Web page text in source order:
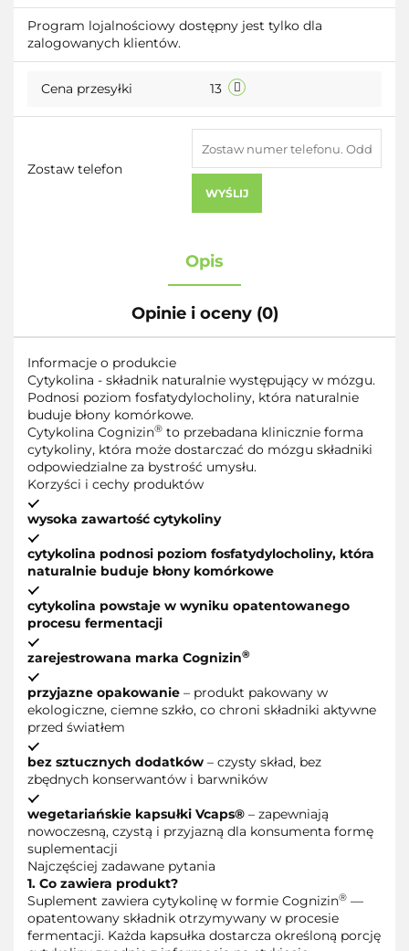
Do
Program lojalnościowy dostępny jest tylko dla
zalogowanych klientów.
Cena przesyłki 13
Zostaw telefon
WYŚLIJ
Opis
Opinie i oceny (0)
Informacje o produkcie
Cytykolina - składnik naturalnie występujący w mózgu.
Podnosi poziom fosfatydylocholiny, która naturalnie
buduje błony komórkowe.
Cytykolina Cognizin® to przebadana klinicznie forma
cytykoliny, która może dostarczać do mózgu składniki
odpowiedzialne za bystrość umysłu.
Korzyści i cechy produktów
wysoka zawartość cytykoliny
cytykolina podnosi poziom fosfatydylocholiny, która
naturalnie buduje błony komórkowe
cytykolina powstaje w wyniku opatentowanego
procesu fermentacji
zarejestrowana marka Cognizin®
przyjazne opakowanie – produkt pakowany w
ekologiczne, ciemne szkło, co chroni składniki aktywne
przed światłem
bez sztucznych dodatków – czysty skład, bez
zbędnych konserwantów i barwników
wegetariańskie kapsułki Vcaps® – zapewniają
nowoczesną, czystą i przyjazną dla konsumenta formę
suplementacji
Najczęściej zadawane pytania
1. Co zawiera produkt?
Suplement zawiera cytykolinę w formie Cognizin® —
opatentowany składnik otrzymywany w procesie
fermentacji. Każda kapsułka dostarcza określoną porcję